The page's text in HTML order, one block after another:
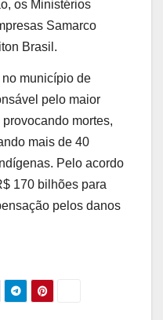
os Ministérios
Samarco
Brasil.
município de
pelo maior
mortes,
mais de 40
Pelo acordo
170 bilhões para
pelos danos